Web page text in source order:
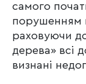
самого
порушенням
раховуючи
дерева» всі
визнані